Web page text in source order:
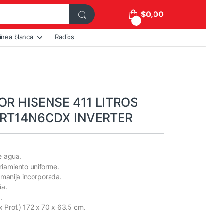
$0,00
blanca Radios
HISENSE 411 LITROS
INVERTER
agua.
uniforme.
incorporada.
Prof.) 172 x 70 x 63.5 cm.